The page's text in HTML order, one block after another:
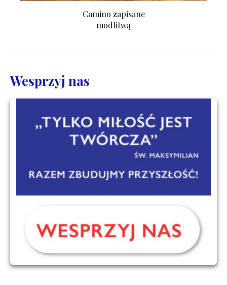
Camino zapisane
modlitwą
Wesprzyj nas